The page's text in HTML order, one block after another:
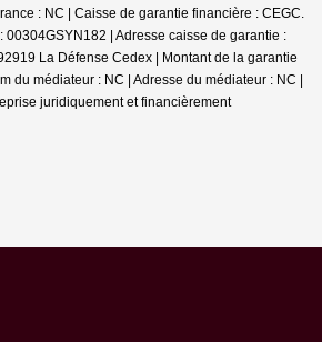
: NC | Caisse de garantie financière : CEGC.
00304GSYN182 | Adresse caisse de garantie :
La Défense Cedex | Montant de la garantie
du médiateur : NC | Adresse du médiateur : NC |
juridiquement et financièrement